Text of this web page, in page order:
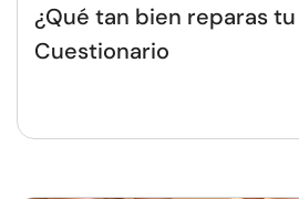
¿Qué tan bien reparas
Cuestionario